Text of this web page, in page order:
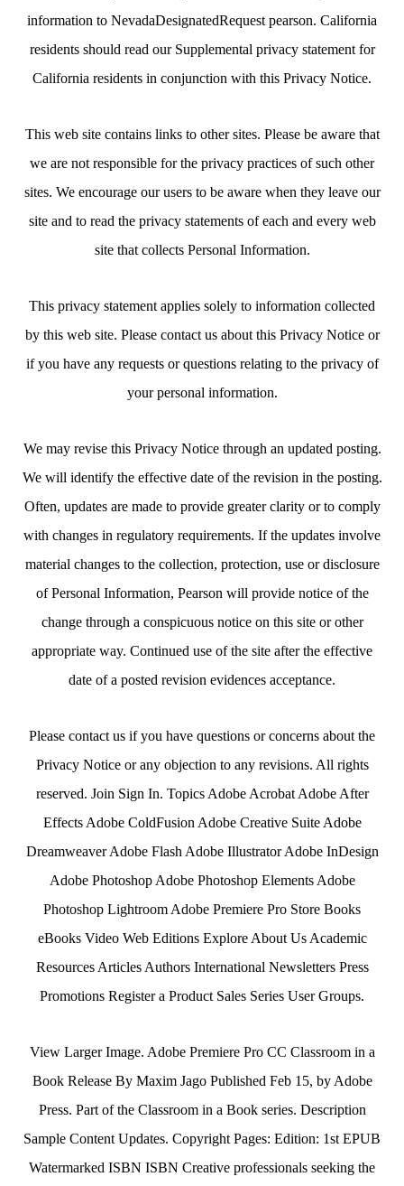
information to NevadaDesignatedRequest pearson. California
residents should read our Supplemental privacy statement for
California residents in conjunction with this Privacy Notice.
This web site contains links to other sites. Please be aware that
we are not responsible for the privacy practices of such other
sites. We encourage our users to be aware when they leave our
site and to read the privacy statements of each and every web
site that collects Personal Information.
This privacy statement applies solely to information collected
by this web site. Please contact us about this Privacy Notice or
if you have any requests or questions relating to the privacy of
your personal information.
We may revise this Privacy Notice through an updated posting.
We will identify the effective date of the revision in the posting.
Often, updates are made to provide greater clarity or to comply
with changes in regulatory requirements. If the updates involve
material changes to the collection, protection, use or disclosure
of Personal Information, Pearson will provide notice of the
change through a conspicuous notice on this site or other
appropriate way. Continued use of the site after the effective
date of a posted revision evidences acceptance.
Please contact us if you have questions or concerns about the
Privacy Notice or any objection to any revisions. All rights
reserved. Join Sign In. Topics Adobe Acrobat Adobe After
Effects Adobe ColdFusion Adobe Creative Suite Adobe
Dreamweaver Adobe Flash Adobe Illustrator Adobe InDesign
Adobe Photoshop Adobe Photoshop Elements Adobe
Photoshop Lightroom Adobe Premiere Pro Store Books
eBooks Video Web Editions Explore About Us Academic
Resources Articles Authors International Newsletters Press
Promotions Register a Product Sales Series User Groups.
View Larger Image. Adobe Premiere Pro CC Classroom in a
Book Release By Maxim Jago Published Feb 15, by Adobe
Press. Part of the Classroom in a Book series. Description
Sample Content Updates. Copyright Pages: Edition: 1st EPUB
Watermarked ISBN ISBN Creative professionals seeking the